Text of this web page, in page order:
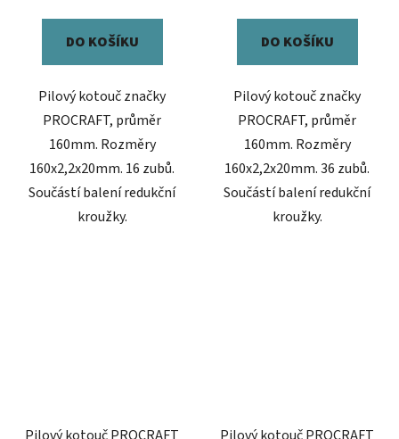
DO KOŠÍKU
Pilový kotouč značky
PROCRAFT, průměr
160mm. Rozměry
160x2,2x20mm. 16 zubů.
Součástí balení redukční
kroužky.
DO KOŠÍKU
Pilový kotouč značky
PROCRAFT, průměr
160mm. Rozměry
160x2,2x20mm. 36 zubů.
Součástí balení redukční
kroužky.